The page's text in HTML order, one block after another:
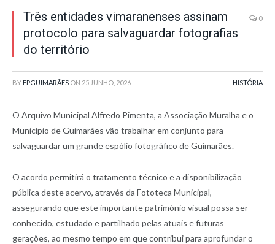
Três entidades vimaranenses assinam
protocolo para salvaguardar fotografias
do território
0
BY FPGUIMARÃES ON 25 JUNHO, 2026 HISTÓRIA
O Arquivo Municipal Alfredo Pimenta, a Associação Muralha e o
Município de Guimarães vão trabalhar em conjunto para
salvaguardar um grande espólio fotográfico de Guimarães.
O acordo permitirá o tratamento técnico e a disponibilização
pública deste acervo, através da Fototeca Municipal,
assegurando que este importante património visual possa ser
conhecido, estudado e partilhado pelas atuais e futuras
gerações, ao mesmo tempo em que contribui para aprofundar o